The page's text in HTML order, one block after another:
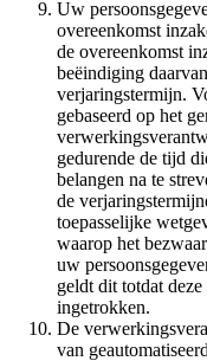
Uw
overeenkomst
de overeenkomst
beëindiging
verjaringstermijn.
gebaseerd op het
gedurende de tijd
belangen na te
de
toepasselijke
waarop het
uw
geldt dit totdat
ingetrokken.
De
van